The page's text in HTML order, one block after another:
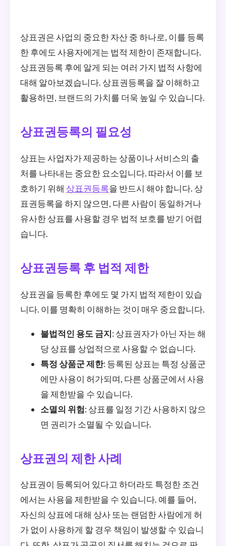
상표권은 사업의 중요한 자산 중 하나로, 이를 등록
한 후에도 사용자에게는 법적 제한이 존재합니다.
상표권등록 후에 알게 되는 여러 가지 법적 사항에
대해 알아보겠습니다. 상표권등록을 잘 이해하고
활용하면, 브랜드의 가치를 더욱 높일 수 있습니다.
상표권등록의 필요성
상표는 사업자가 제공하는 상품이나 서비스의 출
처를 나타내는 중요한 요소입니다. 따라서 이를 보
호하기 위해 상표권등록을 반드시 해야 합니다. 상
표권등록을 하지 않으면, 다른 사람이 동일하거나
유사한 상표를 사용할 경우 법적 보호를 받기 어렵
습니다.
상표권등록 후 법적 제한
상표권을 등록한 후에도 몇 가지 법적 제한이 있습
니다. 이를 명확히 이해하는 것이 매우 중요합니다.
불법적인 용도 금지: 상표권자가 아닌 자는 해
당 상표를 상업적으로 사용할 수 없습니다.
특정 상품군 제한: 등록된 상표는 특정 상품군
에만 사용이 허가되며, 다른 상품군에서 사용
을 제한받을 수 있습니다.
소멸의 위험: 상표를 일정 기간 사용하지 않으
면 권리가 소멸될 수 있습니다.
상표권의 제한 사례
상표권이 등록되어 있다고 하더라도 특정한 조건
에서는 사용을 제한받을 수 있습니다. 예를 들어,
자신의 상표에 대해 상사 또는 랜덤한 사람에게 허
가 없이 사용하게 할 경우 책임이 발생할 수 있습니